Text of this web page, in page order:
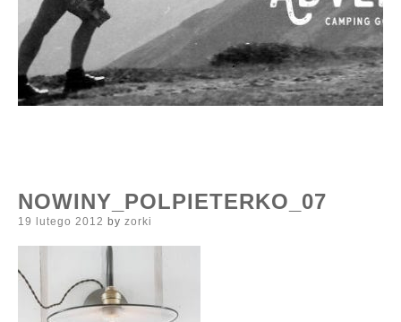
NOWINY_POLPIETERKO_07
Posted
19 lutego 2012 by zorki